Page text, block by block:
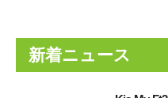
新着ニュース